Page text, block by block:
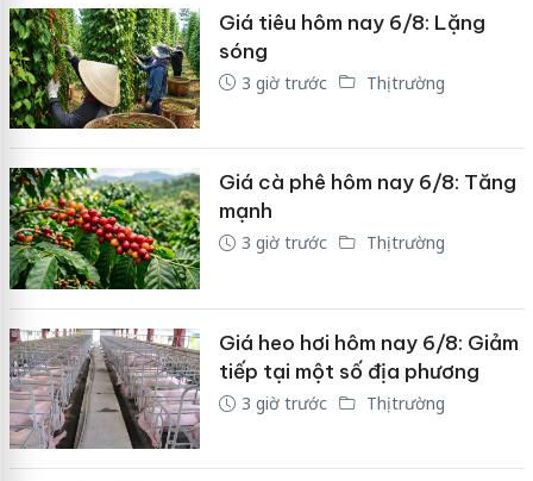
Giá tiêu hôm nay 6/8: Lặng
sóng
3 giờ trước Thị trường
Giá cà phê hôm nay 6/8: Tăng
mạnh
3 giờ trước Thị trường
Giá heo hơi hôm nay 6/8: Giảm
tiếp tại một số địa phương
3 giờ trước Thị trường